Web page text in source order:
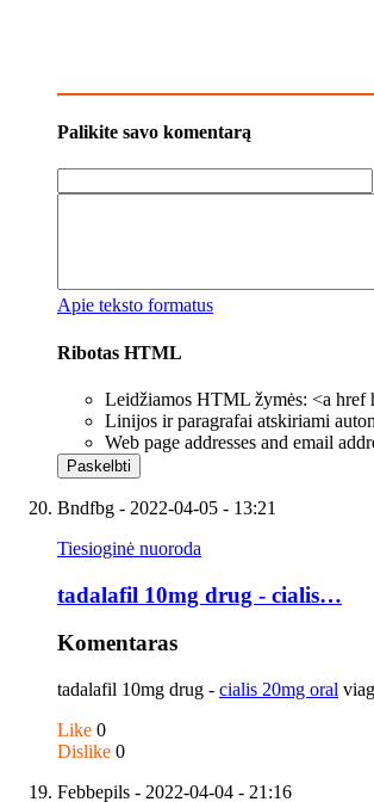
Palikite savo komentarą
Apie teksto formatus
Ribotas HTML
Leidžiamos HTML žymės: <a
Linijos ir paragrafai atskiriami
Web page addresses and email
Bndfbg - 2022-04-05 - 13:21
Tiesioginė nuoroda
tadalafil 10mg drug - cialis…
Komentaras
tadalafil 10mg drug - cialis 20mg oral
Like 0
Dislike 0
Febbepils - 2022-04-04 - 21:16